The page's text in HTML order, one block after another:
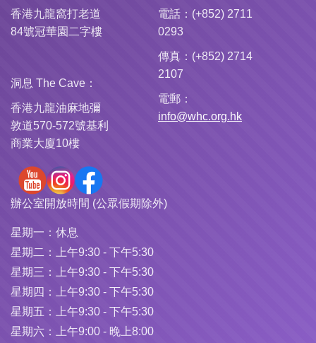
香港九龍窩打老道
84號冠華園二字樓
洞息 The Cave：
香港九龍油麻地彌
敦道570-572號基利
商業大廈10樓
電話：(+852) 2711
0293
傳真：(+852) 2714
2107
電郵：
info@whc.org.hk
辦公室開放時間 (公眾假期除外)
星期一： 休息
星期二：
上午9:30 - 下午5:30
星期三：
上午9:30 - 下午5:30
星期四：
上午9:30 - 下午5:30
星期五：
上午9:30 - 下午5:30
星期六：
上午9:00 - 晚上8:00